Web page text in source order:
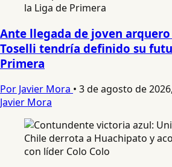
Ante llegada de joven
Toselli tendría definido su
Primera
Por Javier Mora • 3 de agosto de
Javier Mora